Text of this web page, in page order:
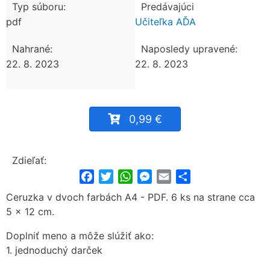
Typ súboru:
pdf
Predávajúci
Učiteľka AĎA
Nahrané:
22. 8. 2023
Naposledy upravené:
22. 8. 2023
0,99 €
Zdieľať:
FacebookTwitterWhatsApp
Messenger
Email
Ceruzka v dvoch farbách A4 - PDF. 6 ks na strane cca
5 x 12 cm.
Doplniť meno a môže slúžiť ako:
1. jednoduchý darček